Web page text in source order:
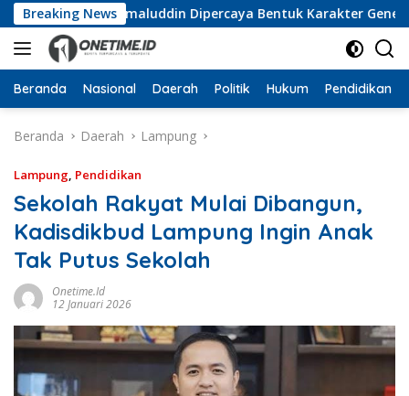
Langsung
ke
konten
Breaking News
Wan Jamaluddin Dipercaya Bentuk Karakter Generasi Muda
Beranda Nasional Daerah Politik Hukum Pendidikan
Beranda Daerah Lampung
Lampung, Pendidikan
Sekolah Rakyat Mulai Dibangun,
Kadisdikbud Lampung Ingin Anak
Tak Putus Sekolah
Onetime.id
12 Januari 2026